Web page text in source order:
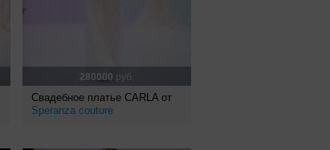
280000 руб.
Свадебное платье CARLA от
Speranza couture